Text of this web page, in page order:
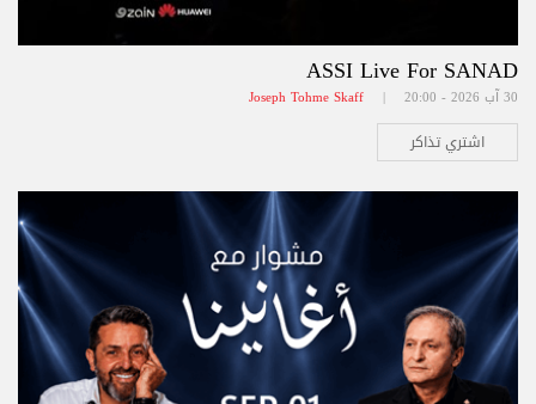
ASSI Live For SANAD
30 آب 2026 - 20:00 | Joseph Tohme Skaff
اشتري تذاكر